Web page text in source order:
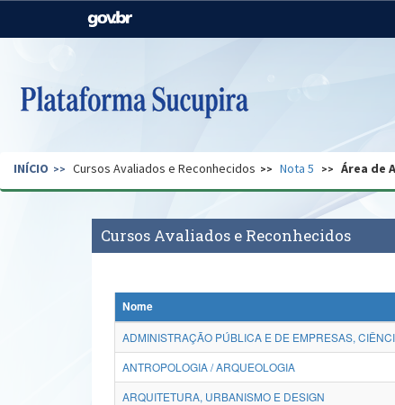
Casa Civil
Pecuária e Abastecimento
Secretaria de Governo Gabinete de Segurança
INÍCIO Cursos Avaliados e Reconhecidos Nota 5 Área de
Cursos Avaliados e Reconhecidos
Nome
ADMINISTRAÇÃO PÚBLICA E DE EMPRESAS,
ANTROPOLOGIA / ARQUEOLOGIA
ARQUITETURA, URBANISMO E DESIGN